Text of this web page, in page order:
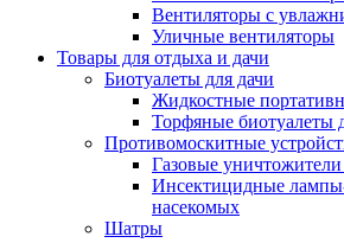
Вентиляторы с
Уличные вентиляторы
Товары для отдыха и дачи
Биотуалеты для дачи
Жидкостные
Торфяные биотуалеты
Противомоскитные
Газовые
Инсектицидные
насекомых
Шатры